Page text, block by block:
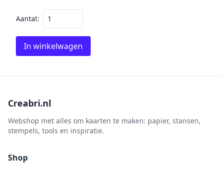
Aantal:
In winkelwagen
Creabri.nl
Webshop met alles om kaarten te maken: papier, stansen,
stempels, tools en inspiratie.
Shop